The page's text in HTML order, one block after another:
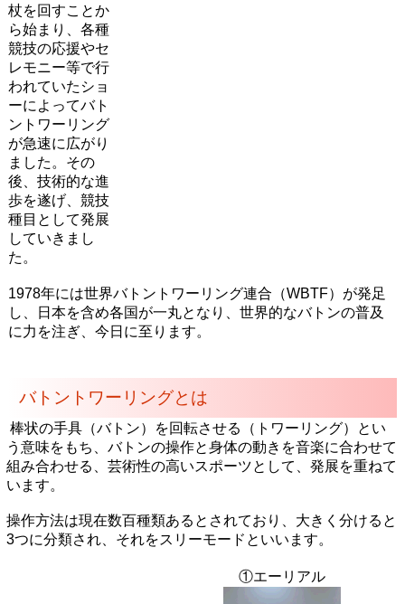
杖を回すことか
ら始まり、各種
競技の応援やセ
レモニー等で行
われていたショ
ーによってバト
ントワーリング
が急速に広がり
ました。その
後、技術的な進
歩を遂げ、競技
種目として発展
していきまし
た。
1978年には世界バトントワーリング連合（WBTF）が発足
し、日本を含め各国が一丸となり、世界的なバトンの普及
に力を注ぎ、今日に至ります。
バトントワーリングとは
棒状の手具（バトン）を回転させる（トワーリング）とい
う意味をもち、バトンの操作と身体の動きを音楽に合わせて
組み合わせる、芸術性の高いスポーツとして、発展を重ねて
います。
操作方法は現在数百種類あるとされており、大きく分けると
3つに分類され、それをスリーモードといいます。
①エーリアル